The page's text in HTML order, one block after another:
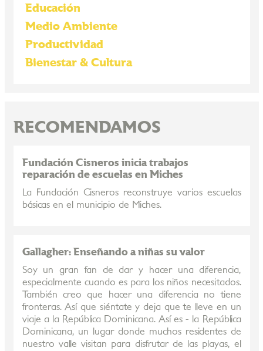
Educación
Medio Ambiente
Productividad
Bienestar & Cultura
RECOMENDAMOS
Fundación Cisneros inicia trabajos
reparación de escuelas en Miches
La Fundación Cisneros reconstruye varios escuelas
básicas en el municipio de Miches.
Gallagher: Enseñando a niñas su valor
Soy un gran fan de dar y hacer una diferencia,
especialmente cuando es para los niños necesitados.
También creo que hacer una diferencia no tiene
fronteras. Así que siéntate y deja que te lleve en un
viaje a la República Dominicana. Así es - la República
Dominicana, un lugar donde muchos residentes de
nuestro valle visitan para disfrutar de las playas, el